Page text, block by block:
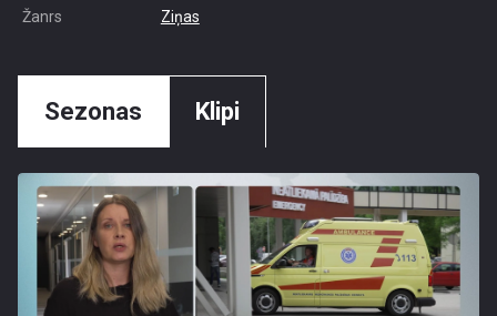
Žanrs Ziņas
Sezonas Klipi